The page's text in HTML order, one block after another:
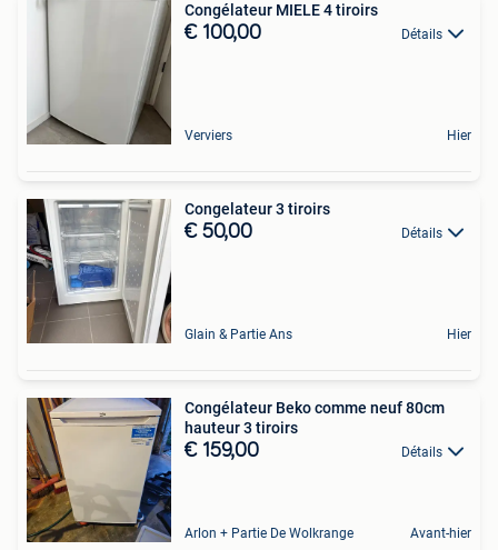
Congélateur MIELE 4 tiroirs
€ 100,00 Détails
Verviers Hier
Congelateur 3 tiroirs
€ 50,00 Détails
Glain & Partie Ans Hier
Congélateur Beko comme neuf 80cm
hauteur 3 tiroirs
€ 159,00 Détails
Arlon + Partie De Wolkrange Avant-hier